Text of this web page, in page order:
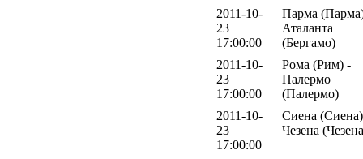
2011-10-
23
17:00:00
Парма
Аталанта
(Бергамо)
2011-10-
23
17:00:00
Рома (Рим) -
Палермо
(Палермо)
2011-10-
23
17:00:00
Сиена
Чезена